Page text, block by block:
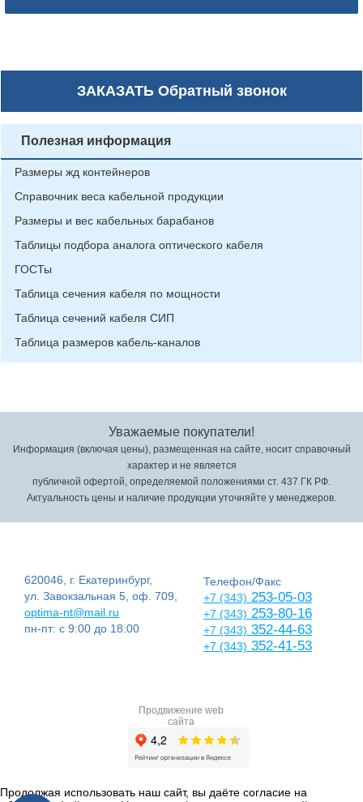
ЗАКАЗАТЬОбратный звонок
Полезная информация
Размеры жд контейнеров
Справочник веса кабельной продукции
Размеры и вес кабельных барабанов
Таблицы подбора аналога оптического кабеля
ГОСТы
Таблица сечения кабеля по мощности
Таблица сечений кабеля СИП
Таблица размеров кабель-каналов
Уважаемые покупатели!
Информация (включая цены), размещенная на сайте, носит справочный
характер и не является
публичной офертой, определяемой положениями ст. 437 ГК РФ.
Актуальность цены и наличие продукции уточняйте у менеджеров.
620046, г. Екатеринбург,
ул. Завокзальная 5, оф. 709,
optima-nt@mail.ru
пн-пт: с 9:00 до 18:00
Телефон/Факс
+7 (343) 253-05-03
+7 (343) 253-80-16
+7 (343) 352-44-63
+7 (343) 352-41-53
Продвижение web
сайта
Продолжая использовать наш сайт, вы даёте согласие на